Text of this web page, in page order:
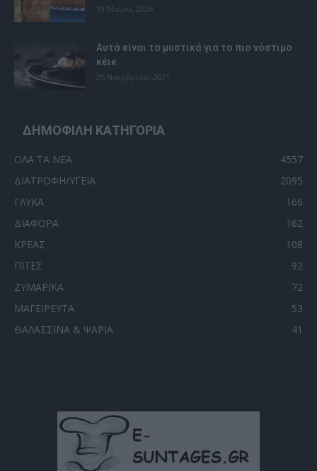
19 Μαΐου, 2026
Αυτά είναι τα μυστικά για το πιο νόστιμο
κέικ
25 Νοεμβρίου, 2021
ΔΗΜΟΦΙΛΗ ΚΑΤΗΓΟΡΙΑ
ΟΛΑ ΤΑ ΝΕΑ
4557
ΔΙΑΤΡΟΦΗ/ΥΓΕΙΑ
2095
ΓΛΥΚΑ
166
ΔΙΑΦΟΡΑ
162
ΚΡΕΑΣ
108
ΠΙΤΕΣ
92
ΖΥΜΑΡΙΚΑ
72
ΜΑΓΕΙΡΕΥΤΑ
53
ΘΑΛΑΣΣΙΝΑ & ΨΑΡΙΑ
41